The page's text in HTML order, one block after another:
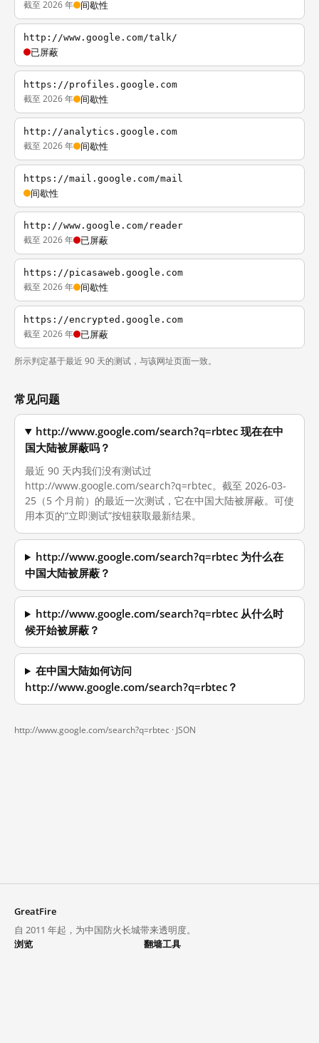
截至 2026 年 间歇性
http://www.google.com/talk/
已屏蔽
https://profiles.google.com
截至 2026 年 间歇性
http://analytics.google.com
截至 2026 年 间歇性
https://mail.google.com/mail
间歇性
http://www.google.com/reader
截至 2026 年 已屏蔽
https://picasaweb.google.com
截至 2026 年 间歇性
https://encrypted.google.com
截至 2026 年 已屏蔽
所示判定基于最近 90 天的测试，与该网址页面一致。
常见问题
http://www.google.com/search?q=rbtec 现在在中
国大陆被屏蔽吗？
最近 90 天内我们没有测试过
http://www.google.com/search?q=rbtec。截至 2026-03-
25（5 个月前）的最近一次测试，它在中国大陆被屏蔽。可使
用本页的“立即测试”按钮获取最新结果。
http://www.google.com/search?q=rbtec 为什么在
中国大陆被屏蔽？
http://www.google.com/search?q=rbtec 从什么时
候开始被屏蔽？
在中国大陆如何访问
http://www.google.com/search?q=rbtec？
http://www.google.com/search?q=rbtec · JSON
GreatFire
自 2011 年起，为中国防火长城带来透明度。
浏览
翻墙工具